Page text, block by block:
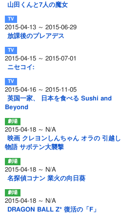
山田くんと7人の魔女
2015-04-13 ～ 2015-06-29
放課後のプレアデス
2015-04-15 ～ 2015-07-01
ニセコイ:
2015-04-16 ～ 2015-11-05
英国一家、 日本を食べる Sushi and
Beyond
2015-04-18 ～ N/A
映画 クレヨンしんちゃん オラの 引越し
物語 サボテン大襲撃
2015-04-18 ～ N/A
名探偵コナン 業火の向日葵
2015-04-18 ～ N/A
DRAGON BALL Z* 復活の「F」